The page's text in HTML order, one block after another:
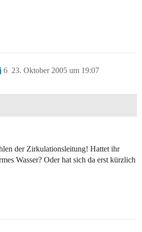
23. Oktober 2005 um 19:07
6
der Zirkulationsleitung! Hattet ihr
Wasser? Oder hat sich da erst kürzlich